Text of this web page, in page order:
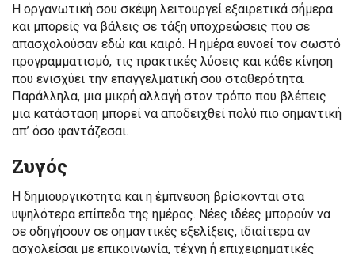
Η οργανωτική σου σκέψη λειτουργεί εξαιρετικά σήμερα
και μπορείς να βάλεις σε τάξη υποχρεώσεις που σε
απασχολούσαν εδώ και καιρό. Η ημέρα ευνοεί τον σωστό
προγραμματισμό, τις πρακτικές λύσεις και κάθε κίνηση
που ενισχύει την επαγγελματική σου σταθερότητα.
Παράλληλα, μια μικρή αλλαγή στον τρόπο που βλέπεις
μια κατάσταση μπορεί να αποδειχθεί πολύ πιο σημαντική
απ’ όσο φαντάζεσαι.
Ζυγός
Η δημιουργικότητα και η έμπνευση βρίσκονται στα
υψηλότερα επίπεδα της ημέρας. Νέες ιδέες μπορούν να
σε οδηγήσουν σε σημαντικές εξελίξεις, ιδιαίτερα αν
ασχολείσαι με επικοινωνία, τέχνη ή επιχειρηματικές